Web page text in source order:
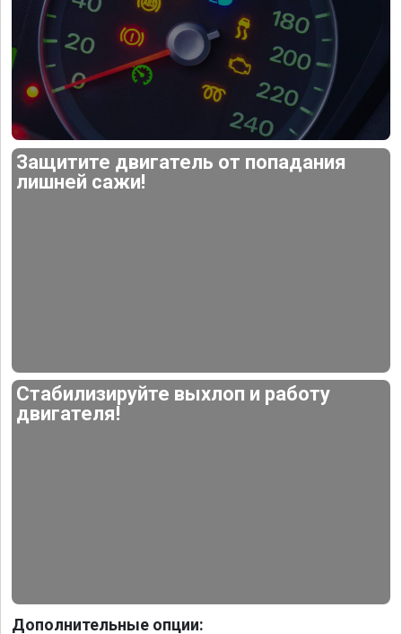
Защитите двигатель от попадания
лишней сажи!
Стабилизируйте выхлоп и работу
двигателя!
Дополнительные опции: